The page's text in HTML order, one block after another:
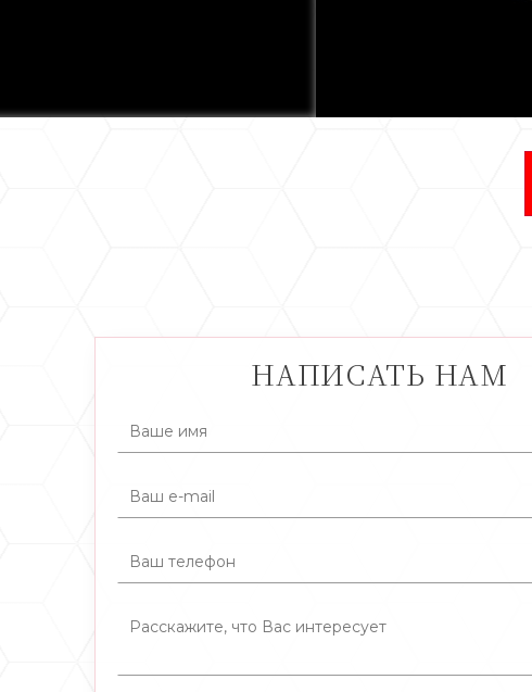
НАПИСАТЬ НАМ